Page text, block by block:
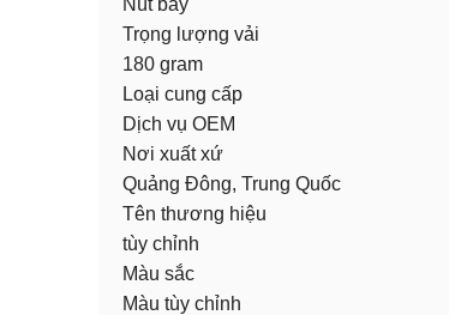
Trọng lượng vải
180 gram
Loại cung cấp
Dịch vụ OEM
Nơi xuất xứ
Quảng Đông, Trung Quốc
Tên thương hiệu
tùy chỉnh
Màu sắc
Màu tùy chỉnh